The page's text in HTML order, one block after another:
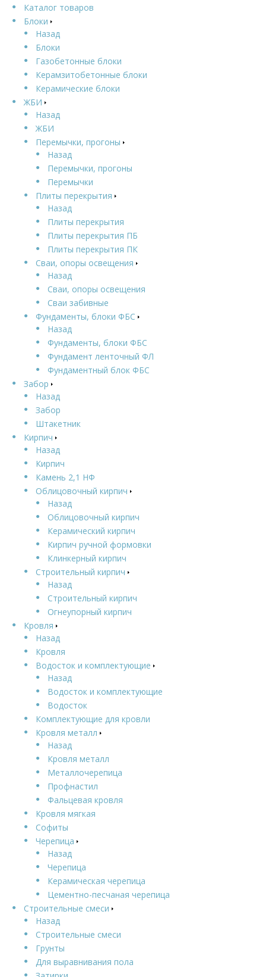
Каталог товаров
Блоки
Назад
Блоки
Газобетонные блоки
Керамзитобетонные блоки
Керамические блоки
ЖБИ
Назад
ЖБИ
Перемычки, прогоны
Назад
Перемычки, прогоны
Перемычки
Плиты перекрытия
Назад
Плиты перекрытия
Плиты перекрытия ПБ
Плиты перекрытия ПК
Сваи, опоры освещения
Назад
Сваи, опоры освещения
Сваи забивные
Фундаменты, блоки ФБС
Назад
Фундаменты, блоки ФБС
Фундамент ленточный ФЛ
Фундаментный блок ФБС
Забор
Назад
Забор
Штакетник
Кирпич
Назад
Кирпич
Камень 2,1 НФ
Облицовочный кирпич
Назад
Облицовочный кирпич
Керамический кирпич
Кирпич ручной формовки
Клинкерный кирпич
Строительный кирпич
Назад
Строительный кирпич
Огнеупорный кирпич
Кровля
Назад
Кровля
Водосток и комплектующие
Назад
Водосток и комплектующие
Водосток
Комплектующие для кровли
Кровля металл
Назад
Кровля металл
Металлочерепица
Профнастил
Фальцевая кровля
Кровля мягкая
Софиты
Черепица
Назад
Черепица
Керамическая черепица
Цементно-песчаная черепица
Строительные смеси
Назад
Строительные смеси
Грунты
Для выравнивания пола